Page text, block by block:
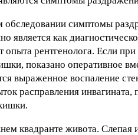
обследовании симптомы
как
опыта рентгенолога. Если
показано оперативное
выраженное воспаление
расправления инвагината,
квадранте живота. Слепая